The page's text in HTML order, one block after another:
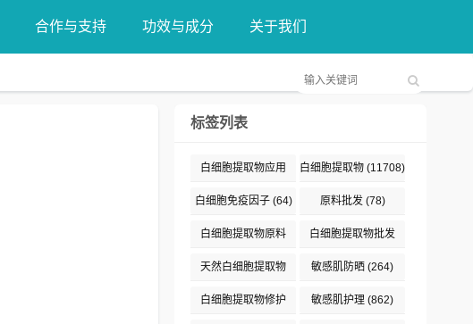
合作与支持 功效与成分 关于我们
标签列表
白细胞提取物应用
(376)
白细胞提取物 (11708)
白细胞免疫因子(64) 原料批发(78)
白细胞提取物原料
(132)
白细胞提取物批发
(89)
天然白细胞提取物
(187)
敏感肌防晒 (264)
白细胞提取物修护 敏感肌护理 (862)